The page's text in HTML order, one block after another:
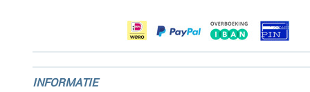
INFORMATIE